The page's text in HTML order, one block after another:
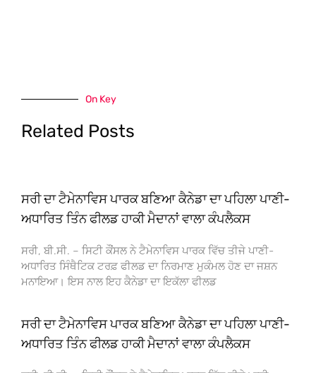
On Key
Related Posts
ਸਰੀ ਦਾ ਟੈਮੇਨਾਵਿਸ ਪਾਰਕ ਬਣਿਆ ਕੈਨੇਡਾ ਦਾ ਪਹਿਲਾ ਪਾਣੀ-
ਅਧਾਰਿਤ ਤਿੰਨ ਫੀਲਡ ਹਾਕੀ ਮੈਦਾਨਾਂ ਵਾਲਾ ਕੰਪਲੈਕਸ
ਸਰੀ, ਬੀ.ਸੀ. – ਸਿਟੀ ਕੌਂਸਲ ਨੇ ਟੈਮੇਨਾਵਿਸ ਪਾਰਕ ਵਿੱਚ ਤੀਜੇ ਪਾਣੀ-
ਅਧਾਰਿਤ ਸਿੰਥੈਟਿਕ ਟਰਫ਼ ਫੀਲਡ ਦਾ ਨਿਰਮਾਣ ਮੁਕੰਮਲ ਹੋਣ ਦਾ ਜਸ਼ਨ
ਮਨਾਇਆ। ਇਸ ਨਾਲ ਇਹ ਕੈਨੇਡਾ ਦਾ ਇਕੱਲਾ ਫੀਲਡ
ਸਰੀ ਦਾ ਟੈਮੇਨਾਵਿਸ ਪਾਰਕ ਬਣਿਆ ਕੈਨੇਡਾ ਦਾ ਪਹਿਲਾ ਪਾਣੀ-
ਅਧਾਰਿਤ ਤਿੰਨ ਫੀਲਡ ਹਾਕੀ ਮੈਦਾਨਾਂ ਵਾਲਾ ਕੰਪਲੈਕਸ